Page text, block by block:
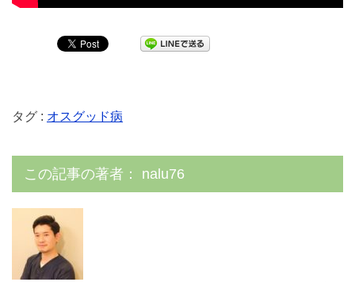
タグ : オスグッド病
この記事の著者： nalu76